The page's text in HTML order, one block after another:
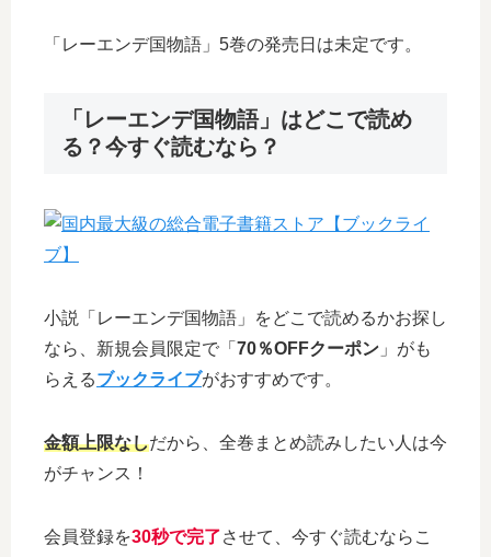
「レーエンデ国物語」5巻の発売日は未定です。
「レーエンデ国物語」はどこで読め
る？今すぐ読むなら？
小説「レーエンデ国物語」をどこで読めるかお探し
なら、新規会員限定で「 70％OFFクーポン 」がも
らえるブックライブがおすすめです。
金額上限なしだから、全巻まとめ読みしたい人は今
がチャンス！
会員登録を30秒で完了させて、今すぐ読むならこ